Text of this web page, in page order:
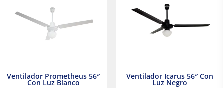
Ventilador Prometheus 56″
Con Luz Blanco
Ventilador Icarus 56″ Con
Luz Negro